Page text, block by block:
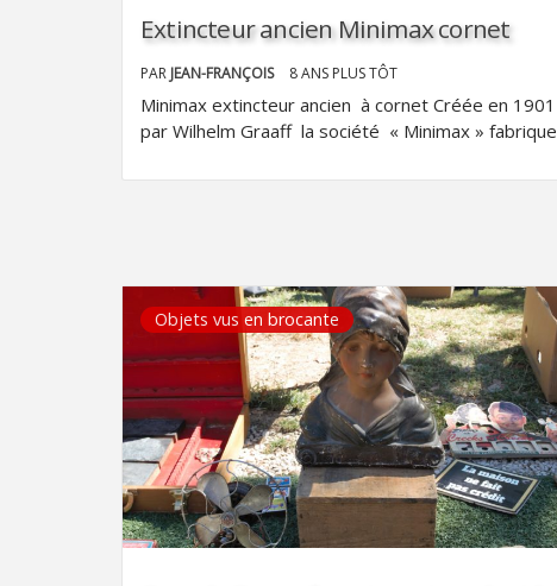
Extincteur ancien Minimax cornet
PAR JEAN-FRANÇOIS 8 ANS PLUS TÔT
Minimax extincteur ancien à cornet Créée en 1901
par Wilhelm Graaff la société « Minimax » fabrique
Objets vus en brocante